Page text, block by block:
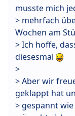
musste mich
> mehrfach
Wochen am
> Ich hoffe,
diesesmal
>
> Aber wir
geklappt hat
> gespannt